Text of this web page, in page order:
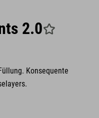
2.0
Konsequente